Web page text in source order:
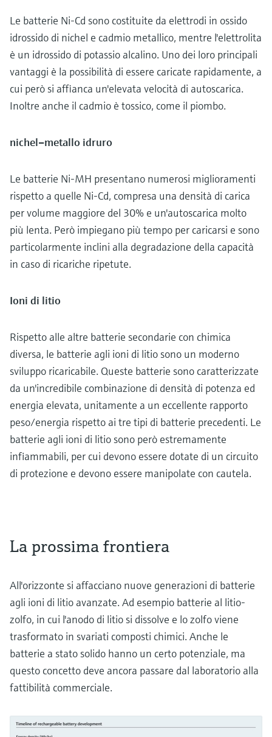
Le batterie Ni-Cd sono costituite da elettrodi in ossido
idrossido di nichel e cadmio metallico, mentre l'elettrolita
è un idrossido di potassio alcalino. Uno dei loro principali
vantaggi è la possibilità di essere caricate rapidamente, a
cui però si affianca un'elevata velocità di autoscarica.
Inoltre anche il cadmio è tossico, come il piombo.
nichel–metallo idruro
Le batterie Ni-MH presentano numerosi miglioramenti
rispetto a quelle Ni-Cd, compresa una densità di carica
per volume maggiore del 30% e un'autoscarica molto
più lenta. Però impiegano più tempo per caricarsi e sono
particolarmente inclini alla degradazione della capacità
in caso di ricariche ripetute.
Ioni di litio
Rispetto alle altre batterie secondarie con chimica
diversa, le batterie agli ioni di litio sono un moderno
sviluppo ricaricabile. Queste batterie sono caratterizzate
da un'incredibile combinazione di densità di potenza ed
energia elevata, unitamente a un eccellente rapporto
peso/energia rispetto ai tre tipi di batterie precedenti. Le
batterie agli ioni di litio sono però estremamente
infiammabili, per cui devono essere dotate di un circuito
di protezione e devono essere manipolate con cautela.
La prossima frontiera
All'orizzonte si affacciano nuove generazioni di batterie
agli ioni di litio avanzate. Ad esempio batterie al litio-
zolfo, in cui l'anodo di litio si dissolve e lo zolfo viene
trasformato in svariati composti chimici. Anche le
batterie a stato solido hanno un certo potenziale, ma
questo concetto deve ancora passare dal laboratorio alla
fattibilità commerciale.